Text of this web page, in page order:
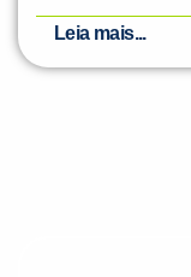
Leia mais...